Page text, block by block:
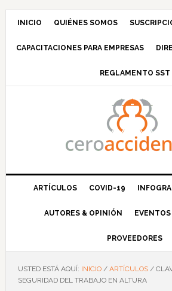
Saltar
navegación
Saltar
principal
Saltar
barra
principal
Saltar
INICIO QUIÉNES SOMOS
CAPACITACIONES PARA EMPRESAS
REGLAMENTO SST
ARTÍCULOS COVID-19
AUTORES & OPINIÓN
PROVEEDORES
USTED ESTÁ AQUÍ: INICIO / ARTÍCULOS /
SEGURIDAD DEL TRABAJO EN ALTURA